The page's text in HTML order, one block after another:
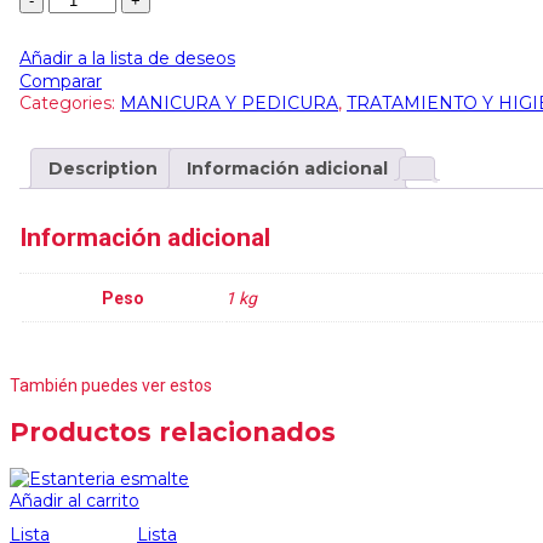
Añadir a la lista de deseos
Comparar
Categories: MANICURA Y PEDICURA, TRATAMIENTO Y
Description Información adicional
Información adicional
Peso 1 kg
También puedes ver estos
Productos relacionados
Añadir al carrito
Lista
Lista